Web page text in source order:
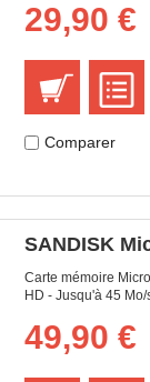
29,90 €
Comparer
SANDISK
Carte mémoire
HD - Jusqu'à 45
49,90 €